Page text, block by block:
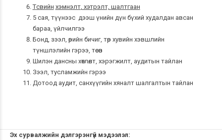
Тсвийн хэмнэлт, хэтрэлт, шалтгаан
5 сая, түүнээс дээш үнийн дүн бүхий худалдан авсан
бараа, үйлчилгээ
Бонд, зээл, өрийн бичиг, төр хувийн хэвшлийн
түншлэлийн гэрээ, төсөв
Шилэн дансны хөтлөлт, хэрэгжилт, аудитын тайлан
Зээл, тусламжийн гэрээ
Дотоод аудит, санхүүгийн хяналт шалгалтын тайлан
Эх сурвалжийн дэлгэрэнгүй мэдээлэл: